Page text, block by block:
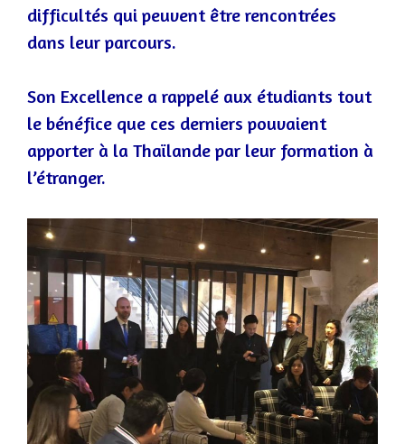
difficultés qui peuvent être rencontrées
dans leur parcours.
Son Excellence a rappelé aux étudiants tout
le bénéfice que ces derniers pouvaient
apporter à la Thaïlande par leur formation à
l’étranger.